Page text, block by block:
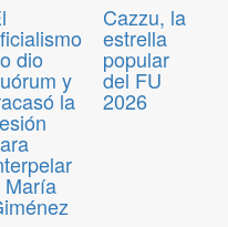
dio
y
la
María
Cazzu, la
estrella
popular
del FU
2026